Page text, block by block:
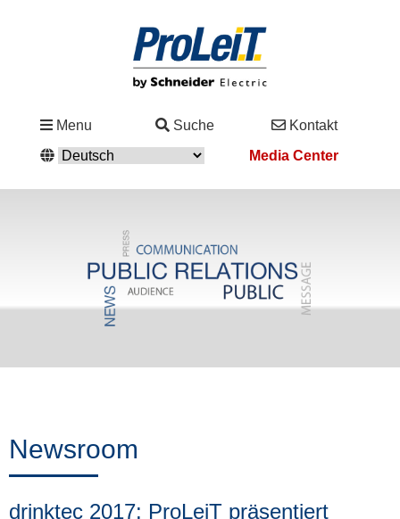
Menu Suche
Kontakt
Media Center
Lösungen
Academy
News
Newsroom
drinktec 2017: ProLeiT präsentiert